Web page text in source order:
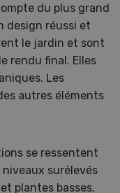
du plus grand
design réussi et
le jardin et sont
rendu final. Elles
Les
autres éléments
se ressentent
surélevés
plantes basses,